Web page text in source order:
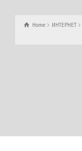
Home ИНТЕРНЕТ